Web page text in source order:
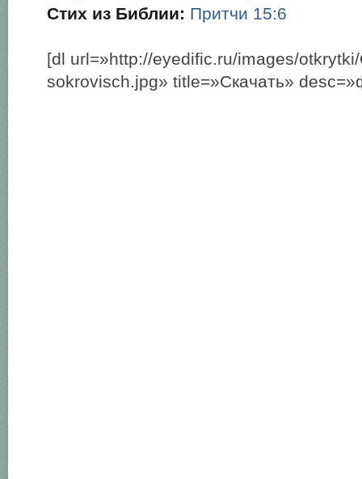
Стих из Библии: Притчи 15:6
[dl url=»http://eyedific.ru/images/
sokrovisch.jpg» title=»Скачать»